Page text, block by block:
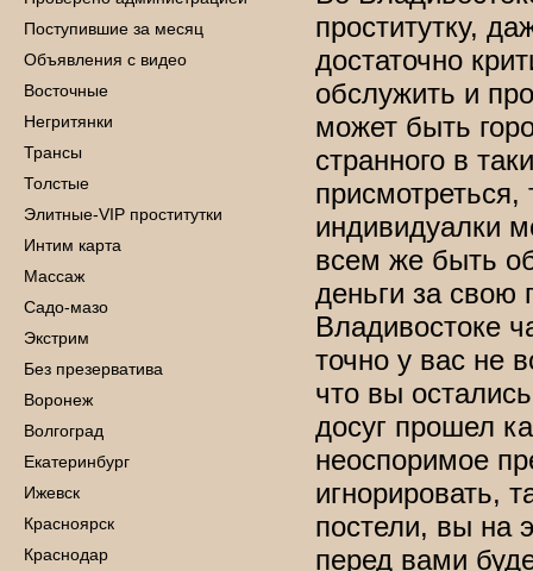
Поступившие за месяц
Объявления с видео
Восточные
Негритянки
Трансы
Толстые
Элитные-VIP проститутки
Интим карта
Массаж
Садо-мазо
Экстрим
Без презерватива
Воронеж
Волгоград
Екатеринбург
Ижевск
Красноярск
Краснодар
проститутку,
достаточно
обслужить и
может быть
странного в
индивидуалки
всем же быть
деньги за свою
Владивостоке
точно у вас не
что вы
досуг прошел
неоспоримое
игнорировать,
постели, вы на
перед вами